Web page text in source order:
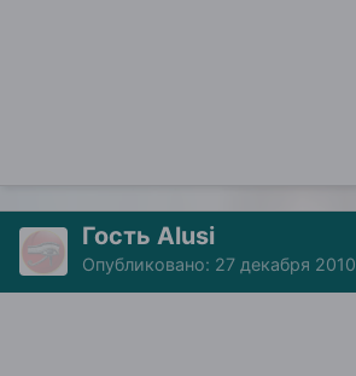
Гость Alusi
Опубликовано: 27 декабря 2010